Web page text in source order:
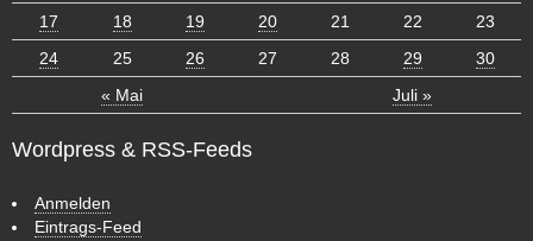
« Mai Juli »
17
18 19 20 21 22
23
24
25 26 27 28 29 30
Wordpress & RSS-Feeds
Anmelden
Eintrags-Feed